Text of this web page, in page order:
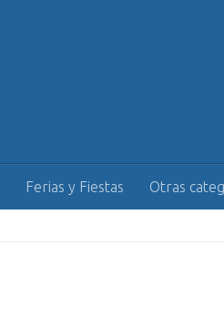
Ferias y Fiestas Otras